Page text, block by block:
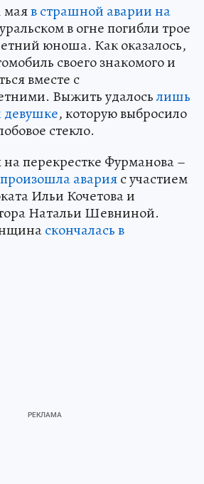
маяв страшной аварии на
в огне погибли трое
юноша. Как оказалось,
своего знакомого и
вместе с
Выжить удалосьлишь
девушке, которую выбросило
стекло.
перекрестке Фурманова –
произошла аварияс участием
Ильи Кочетова и
Натальи Шевниной.
скончалась в